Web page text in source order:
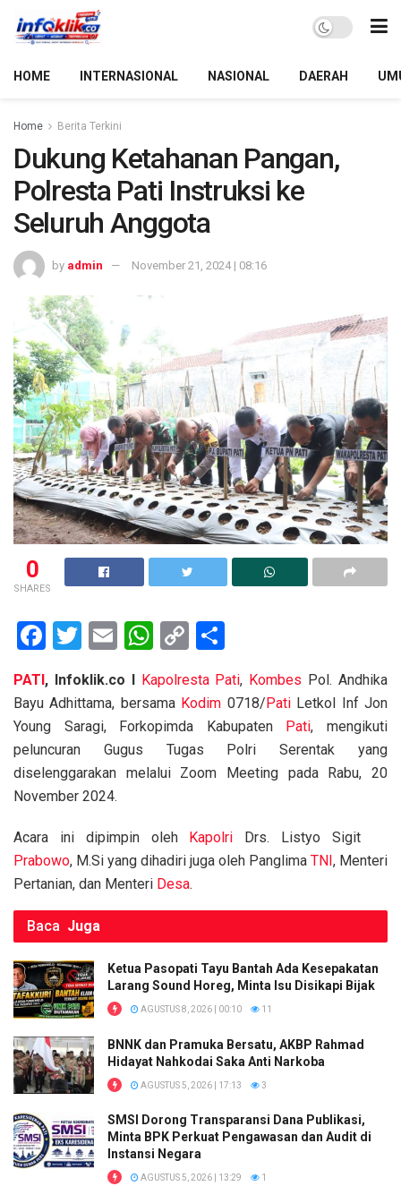
HOME INTERNASIONAL NASIONAL DAERAH
Home Berita Terkini
Dukung Ketahanan Pangan,
Polresta Pati Instruksi ke
Seluruh Anggota
by admin November 21, 2024 | 08:16
0
SHARES
F
ce
b
o
o
k
T
tt
er
E
ail
W
at
s
A
p
C
py
Li
n
k
ar
e
PATI , Infoklik.co I Kapolresta Pati, Kombes Pol. Andhika
Bayu Adhittama, bersama Kodim 0718/ PatiLetkol Inf Jon
Young Saragi, Forkopimda Kabupaten
Pati, mengikuti
peluncuran Gugus Tugas Polri Serentak yang
diselenggarakan melalui Zoom Meeting pada Rabu, 20
November 2024.
Acara ini dipimpin oleh Kapolri Drs. Listyo Sigit
Prabowo, M.Si yang dihadiri juga oleh Panglima TNI , Menteri
Pertanian, dan Menteri Desa.
Baca Juga
Ketua Pasopati Tayu Bantah Ada Kesepakatan
Larang Sound Horeg, Minta Isu Disikapi Bijak
AGUSTUS 8, 2026 | 00:10 11
BNNK dan Pramuka Bersatu, AKBP Rahmad
Hidayat Nahkodai Saka Anti Narkoba
AGUSTUS 5, 2026 | 17:13 3
SMSI Dorong Transparansi Dana Publikasi,
Minta BPK Perkuat Pengawasan dan Audit di
Instansi Negara
AGUSTUS 5, 2026 | 13:29 1